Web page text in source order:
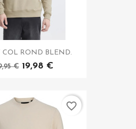
COL ROND BLEND.
€ 19,98 €
favorite_border